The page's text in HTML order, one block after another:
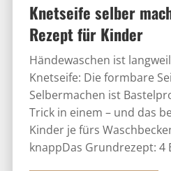
Knetseife selber
Rezept für Kinder
Händewaschen ist
Knetseife: Die formbare
Selbermachen ist
Trick in einem – und das
Kinder je fürs
knappDas Grundrezept: 4